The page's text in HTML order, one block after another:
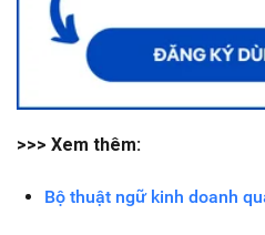
>>> Xem thêm:
Bộ thuật ngữ kinh doanh